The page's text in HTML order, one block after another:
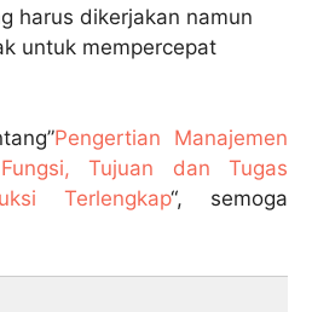
harus dikerjakan namun
untuk mempercepat
Pengertian Manajemen
Tujuan dan Tugas
Terlengkap“, semoga